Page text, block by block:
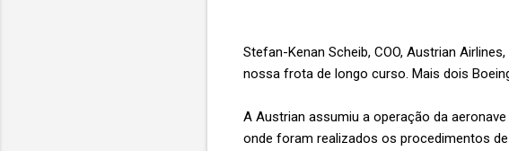
Stefan-Kenan Scheib, COO, Austrian
nossa frota de longo curso. Mais dois
A Austrian assumiu a operação da
onde foram realizados os procedimentos